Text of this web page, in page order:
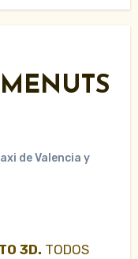
de Valencia y
3D. TODOS